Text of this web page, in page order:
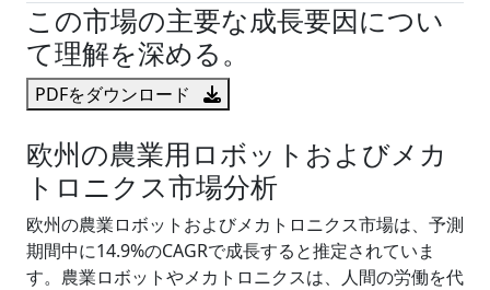
この市場の主要な成長要因につい
て理解を深める。
PDFをダウンロード
欧州の農業用ロボットおよびメカ
トロニクス市場分析
欧州の農業ロボットおよびメカトロニクス市場は、予測
期間中に14.9%のCAGRで成長すると推定されていま
す。農業ロボットやメカトロニクスは、人間の労働を代